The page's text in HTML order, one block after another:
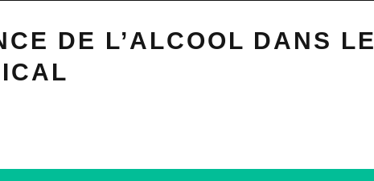
DE L’ALCOOL DANS LE